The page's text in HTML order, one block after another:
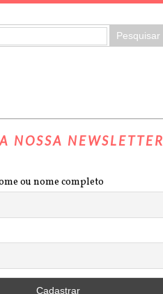
NOSSA NEWSLETTER
ou nome completo